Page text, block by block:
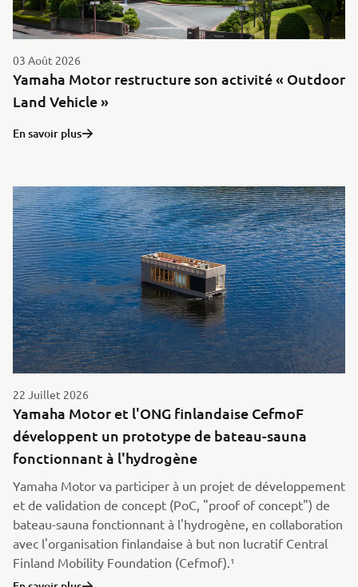
03 Août 2026
Yamaha Motor restructure son activité « Outdoor
Land Vehicle »
En savoir plus
22 Juillet 2026
Yamaha Motor et l'ONG finlandaise CefmoF
développent un prototype de bateau-sauna
fonctionnant à l'hydrogène
Yamaha Motor va participer à un projet de développement
et de validation de concept (PoC, "proof of concept") de
bateau-sauna fonctionnant à l'hydrogène, en collaboration
avec l'organisation finlandaise à but non lucratif Central
Finland Mobility Foundation (Cefmof).¹